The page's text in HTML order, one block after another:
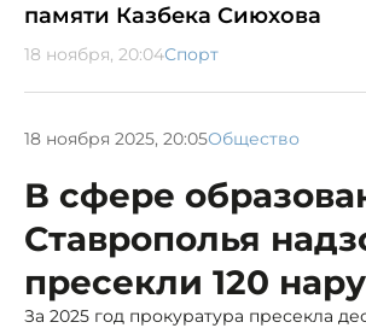
памяти Казбека Сиюхова
18 ноября, 20:04Спорт
18 ноября 2025, 20:05Общество
В сфере
Ставрополья
пресекли 120
За 2025 год прокуратура пресекла